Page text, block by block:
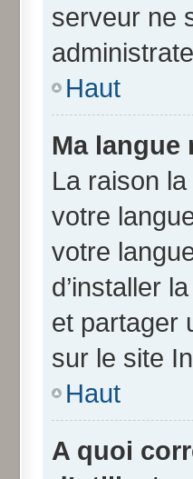
serveur ne
Haut
Ma langue
La raison
votre
votre
d’installer
et partager
sur le site
Haut
A quoi